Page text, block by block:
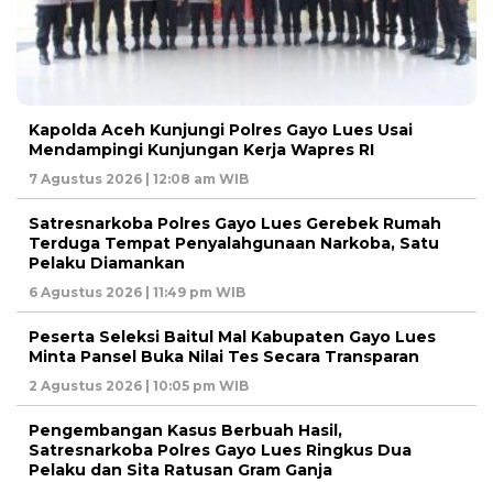
Kapolda Aceh Kunjungi Polres Gayo Lues Usai
Mendampingi Kunjungan Kerja Wapres RI
7 Agustus 2026 | 12:08 am WIB
Satresnarkoba Polres Gayo Lues Gerebek Rumah
Terduga Tempat Penyalahgunaan Narkoba, Satu
Pelaku Diamankan
6 Agustus 2026 | 11:49 pm WIB
Peserta Seleksi Baitul Mal Kabupaten Gayo Lues
Minta Pansel Buka Nilai Tes Secara Transparan
2 Agustus 2026 | 10:05 pm WIB
Pengembangan Kasus Berbuah Hasil,
Satresnarkoba Polres Gayo Lues Ringkus Dua
Pelaku dan Sita Ratusan Gram Ganja